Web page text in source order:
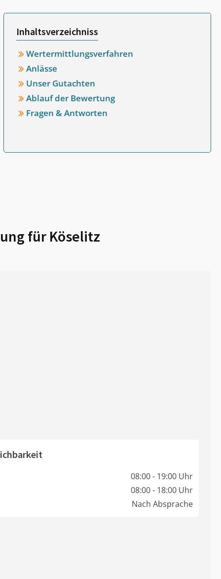
Inhaltsverzeichniss
Wertermittlungsverfahren
Anlässe
Unser Gutachten
Ablauf der Bewertung
Fragen & Antworten
für Köselitz
08:00 - 19:00 Uhr
08:00 - 18:00 Uhr
Nach Absprache